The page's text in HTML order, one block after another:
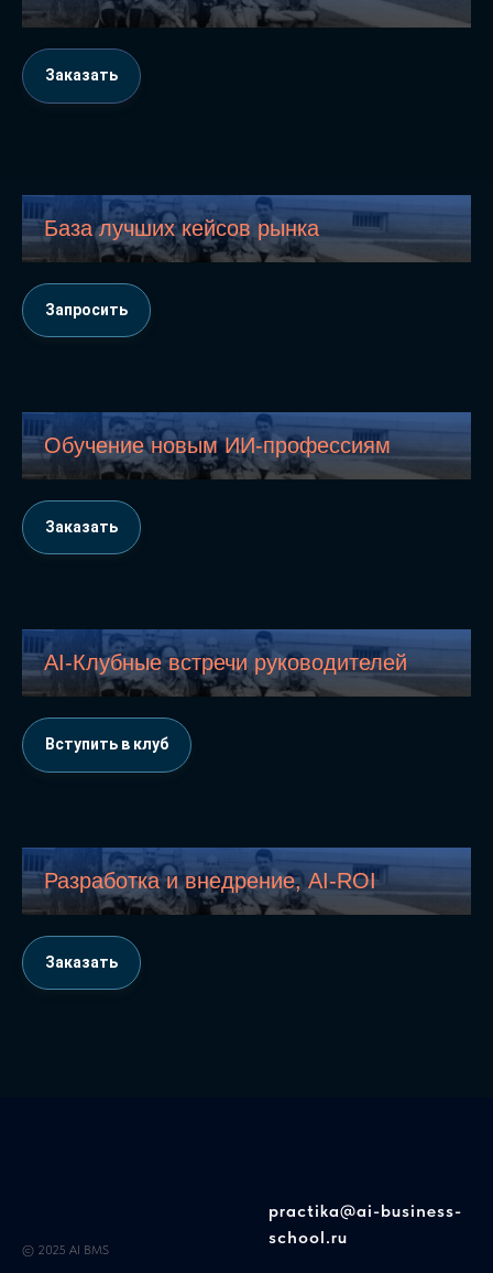
Заказать
База лучших кейсов рынка
Запросить
Обучение новым ИИ-профессиям
Заказать
AI-Клубные встречи руководителей
Вступить в клуб
Разработка и внедрение, AI-ROI
Заказать
© 2025 AI BMS
practika@ai-business-
school.ru